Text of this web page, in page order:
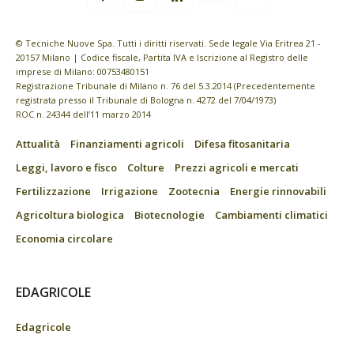
© Tecniche Nuove Spa. Tutti i diritti riservati. Sede legale Via Eritrea 21 -
20157 Milano | Codice fiscale, Partita IVA e Iscrizione al Registro delle
imprese di Milano: 00753480151
Registrazione Tribunale di Milano n. 76 del 5.3.2014 (Precedentemente
registrata presso il Tribunale di Bologna n. 4272 del 7/04/1973)
ROC n. 24344 dell’11 marzo 2014
Attualità Finanziamenti agricoli
Difesa fitosanitaria
Leggi, lavoro e fisco
Colture
Prezzi agricoli e mercati
Fertilizzazione
Irrigazione Zootecnia
Energie rinnovabili
Agricoltura biologica
Biotecnologie
Cambiamenti climatici
Economia circolare
EDAGRICOLE
Edagricole